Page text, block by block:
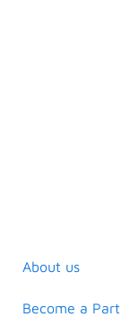
About us
Become a